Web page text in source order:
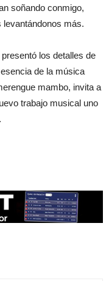
soñando conmigo,
más.
los detalles de
de la música
mambo, invita a
trabajo musical uno